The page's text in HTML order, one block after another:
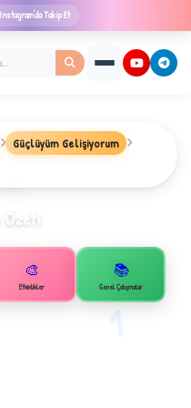
Instagram'da Takip Et
★
Güçlüyüm Gelişiyorum
🎨
Etkinlikler
📚
Genel Çalışmalar
1